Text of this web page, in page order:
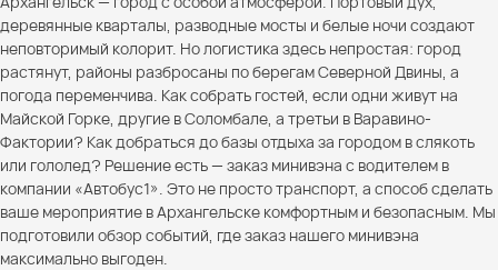
деревянные кварталы, разводные мосты и белые ночи создают
неповторимый колорит. Но логистика здесь непростая: город
растянут, районы разбросаны по берегам Северной Двины, а
погода переменчива. Как собрать гостей, если одни живут на
Майской Горке, другие в Соломбале, а третьи в Варавино-
Фактории? Как добраться до базы отдыха за городом в слякоть
или гололед? Решение есть — заказ минивэна с водителем в
компании «Автобус1». Это не просто транспорт, а способ сделать
ваше мероприятие в Архангельске комфортным и безопасным. Мы
подготовили обзор событий, где заказ нашего минивэна
максимально выгоден.